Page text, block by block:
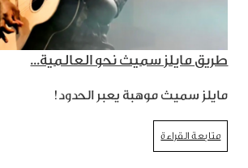
طريق مايلز سميث نحو العالمية...
مايلز سميث موهبة يعبر الحدود!
متابعة القراءة